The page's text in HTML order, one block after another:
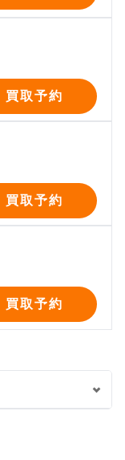
買取予約
買取予約
買取予約